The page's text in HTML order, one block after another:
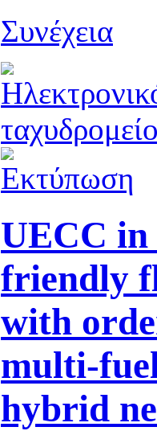
Συνέχεια
UECC
friendly
with
multi-
hybrid